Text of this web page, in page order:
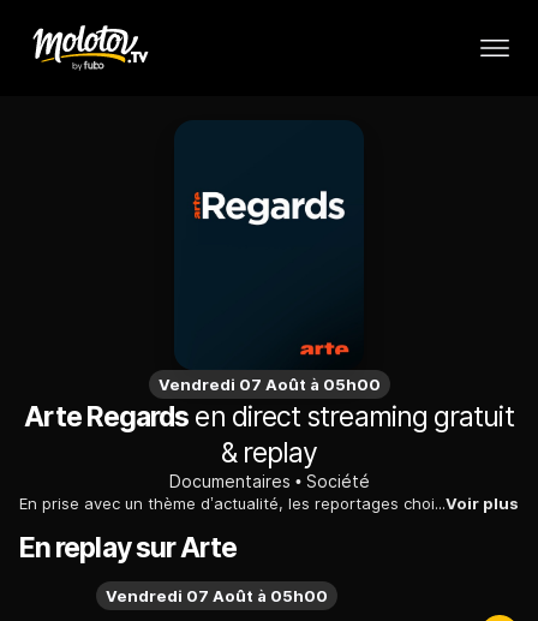
Vendredi 07 Août à 05h00
Arte Regards en direct streaming gratuit
& replay
Documentaires Société
En prise avec un thème d’actualité, les reportages choisis par "ARTE Regards" vont à la rencontre de citoyens européens et proposent une plongée inédite dans leur réalité quotidienne.Voir plus
En replay sur Arte
Vendredi 07 Août à 05h00